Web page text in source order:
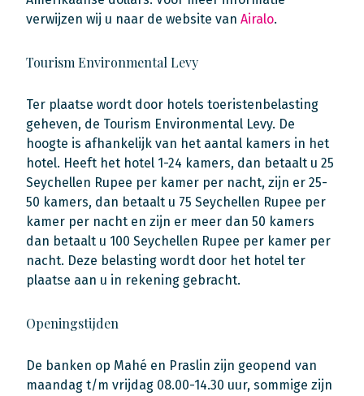
verwijzen wij u naar de website van Airalo.
Tourism Environmental Levy
Ter plaatse wordt door hotels toeristenbelasting
geheven, de Tourism Environmental Levy. De
hoogte is afhankelijk van het aantal kamers in het
hotel. Heeft het hotel 1-24 kamers, dan betaalt u 25
Seychellen Rupee per kamer per nacht, zijn er 25-
50 kamers, dan betaalt u 75 Seychellen Rupee per
kamer per nacht en zijn er meer dan 50 kamers
dan betaalt u 100 Seychellen Rupee per kamer per
nacht. Deze belasting wordt door het hotel ter
plaatse aan u in rekening gebracht.
Openingstijden
De banken op Mahé en Praslin zijn geopend van
maandag t/m vrijdag 08.00-14.30 uur, sommige zijn